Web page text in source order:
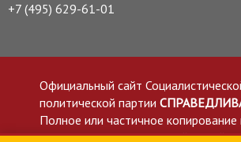
+7 (495) 629-61-01
Официальный сайт
политической партии
Полное или частичное
приветствуется со ссылкой на сайт